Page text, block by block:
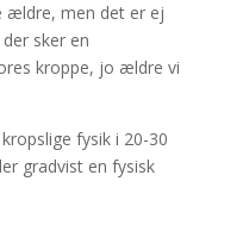
ældre, men det er ej
sker en
kroppe, jo ældre vi
fysik i 20-30
gradvist en fysisk